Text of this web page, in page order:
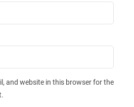
and website in this browser for the